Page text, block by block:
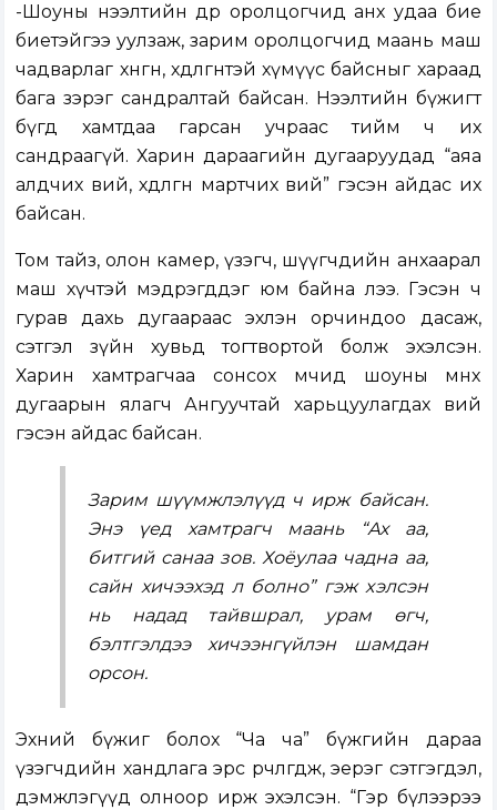
-Шоуны нээлтийн өдөр оролцогчид анх удаа бие
биетэйгээ уулзаж, зарим оролцогчид маань маш
чадварлаг хөнгөн, хөдөлгөөнтэй хүмүүс байсныг хараад
бага зэрэг сандралтай байсан. Нээлтийн бүжигт
бүгд хамтдаа гарсан учраас тийм ч их
сандраагүй. Харин дараагийн дугааруудад “аяа
алдчих вий, хөдөлгөөнөө мартчих вий” гэсэн айдас их
байсан.
Том тайз, олон камер, үзэгч, шүүгчдийн анхаарал
маш хүчтэй мэдрэгддэг юм байна лээ. Гэсэн ч
гурав дахь дугаараас эхлэн орчиндоо дасаж,
сэтгэл зүйн хувьд тогтвортой болж эхэлсэн.
Харин хамтрагчаа сонсох мөчид шоуны өмнөх
дугаарын ялагч Ангуучтай харьцуулагдах вий
гэсэн айдас байсан.
Зарим шүүмжлэлүүд ч ирж байсан.
Энэ үед хамтрагч маань “Ах аа,
битгий санаа зов. Хоёулаа чадна аа,
сайн хичээхэд л болно” гэж хэлсэн
нь надад тайвшрал, урам өгч,
бэлтгэлдээ хичээнгүйлэн шамдан
орсон.
Эхний бүжиг болох “Ча ча” бүжгийн дараа
үзэгчдийн хандлага эрс өөрчлөгдөж, эерэг сэтгэгдэл,
дэмжлэгүүд олноор ирж эхэлсэн. “Гэр бүлээрээ